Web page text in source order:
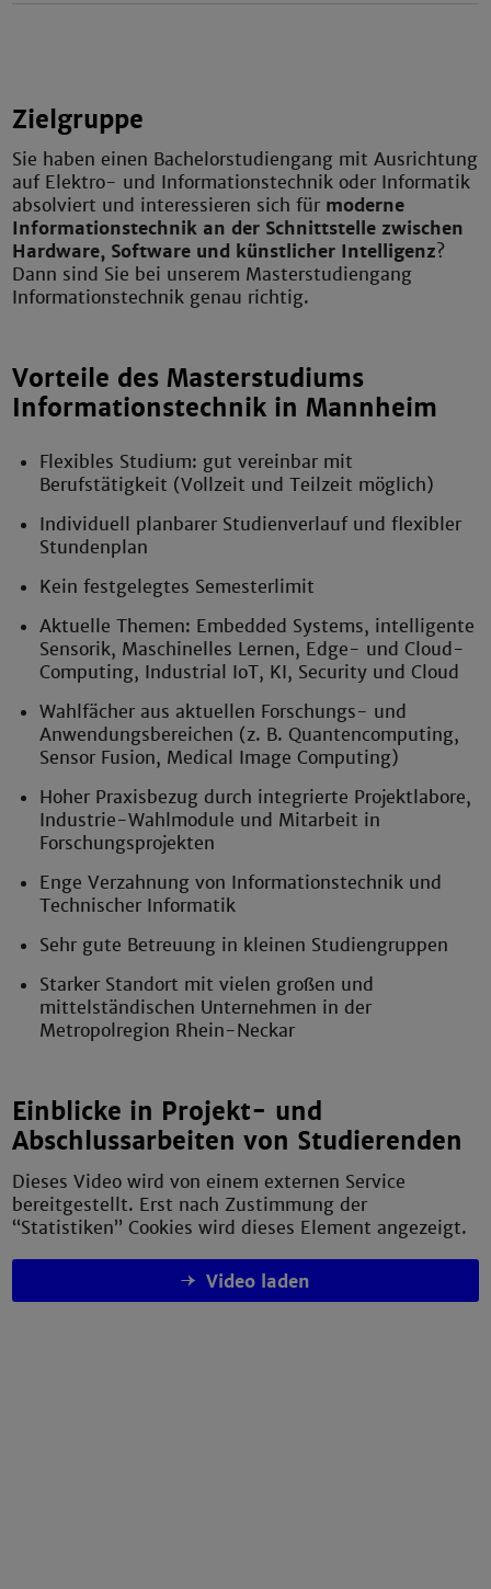
Zielgruppe
Sie haben einen Bachelorstudiengang mit Ausrichtung
auf Elektro- und Informationstechnik oder Informatik
absolviert und interessieren sich für moderne
Informationstechnik an der Schnittstelle zwischen
Hardware, Software und künstlicher Intelligenz?
Dann sind Sie bei unserem Masterstudiengang
Informationstechnik genau richtig.
Vorteile des Masterstudiums
Informationstechnik in Mannheim
Flexibles Studium: gut vereinbar mit
Berufstätigkeit (Vollzeit und Teilzeit möglich)
Individuell planbarer Studienverlauf und flexibler
Stundenplan
Kein festgelegtes Semesterlimit
Aktuelle Themen: Embedded Systems, intelligente
Sensorik, Maschinelles Lernen, Edge- und Cloud-
Computing, Industrial IoT, KI, Security und Cloud
Wahlfächer aus aktuellen Forschungs- und
Anwendungsbereichen (z. B. Quantencomputing,
Sensor Fusion, Medical Image Computing)
Hoher Praxisbezug durch integrierte Projektlabore,
Industrie-Wahlmodule und Mitarbeit in
Forschungsprojekten
Enge Verzahnung von Informationstechnik und
Technischer Informatik
Sehr gute Betreuung in kleinen Studiengruppen
Starker Standort mit vielen großen und
mittelständischen Unternehmen in der
Metropolregion Rhein-Neckar
Einblicke in Projekt- und
Abschlussarbeiten von Studierenden
Dieses Video wird von einem externen Service
bereitgestellt. Erst nach Zustimmung der
“Statistiken” Cookies wird dieses Element angezeigt.
Video laden